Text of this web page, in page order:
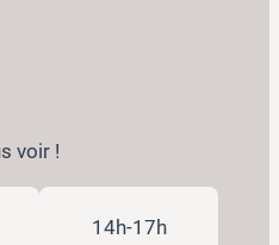
voir !
14h-17h